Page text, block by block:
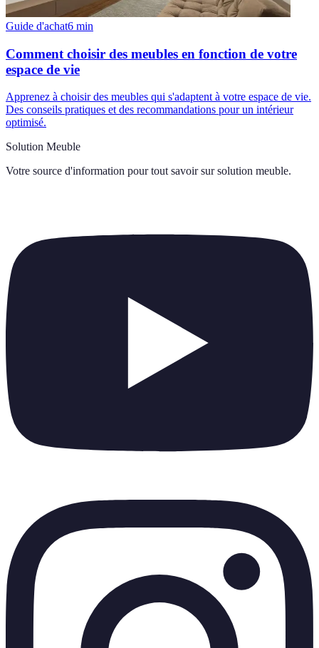
Guide d'achat6 min
Comment choisir des meubles en fonction de votre
espace de vie
Apprenez à choisir des meubles qui s'adaptent à votre espace de vie.
Des conseils pratiques et des recommandations pour un intérieur
optimisé.
Solution Meuble
Votre source d'information pour tout savoir sur solution meuble.